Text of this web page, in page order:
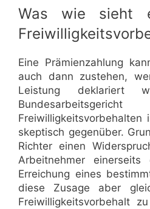
Was wie sieht
Eine Prämienzahlung
auch dann zustehen,
Leistung deklariert
Freiwilligkeitsvorbehalten
skeptisch gegenüber.
Richter einen
Arbeitnehmer
Erreichung eines
diese Zusage aber
Freiwilligkeitsvorbehalt